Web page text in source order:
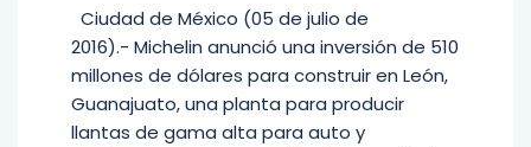
Ciudad de México (05 de julio de
2016).- Michelin anunció una inversión de 510
millones de dólares para construir en León,
Guanajuato, una planta para producir
llantas de gama alta para auto y